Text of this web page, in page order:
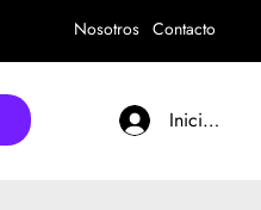
Nosotros Contacto
Iniciar sesión